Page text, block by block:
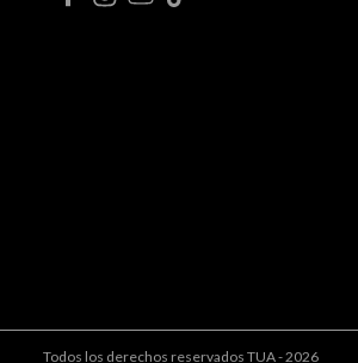
Todos los derechos reservados TUA - 2026